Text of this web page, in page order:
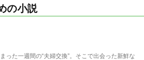
の小説
った一週間の“夫婦交換”。そこで出会った新鮮な